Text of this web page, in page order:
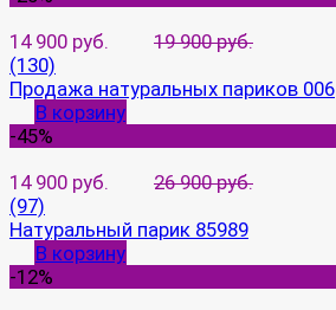
14 900 руб.
19 900 руб.
(130)
Продажа натуральных париков 006
В корзину
-45%
14 900 руб.
26 900 руб.
(97)
Натуральный парик 85989
В корзину
-12%